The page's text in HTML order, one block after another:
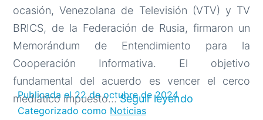
ocasión, Venezolana de Televisión (VTV) y TV
BRICS, de la Federación de Rusia, firmaron un
Memorándum de Entendimiento para la
Cooperación Informativa. El objetivo
fundamental del acuerdo es vencer el cerco
mediático impuesto…Seguir leyendo
Publicada el22 de octubre de 2024
Categorizado como Noticias